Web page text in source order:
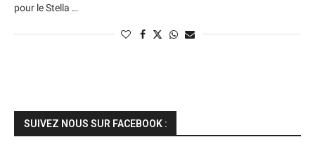
pour le Stella …
SUIVEZ NOUS SUR FACEBOOK :